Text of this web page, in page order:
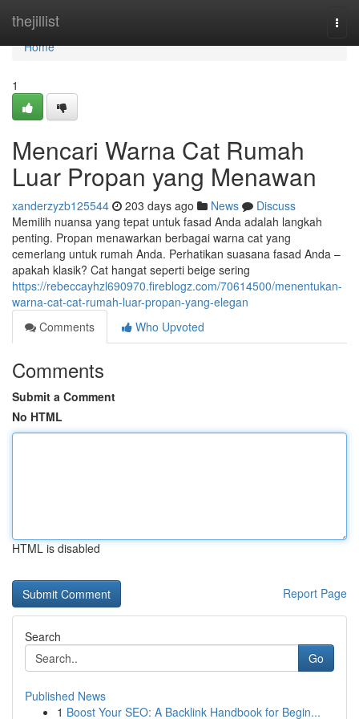
thejillist
Home
Home
1
Mencari Warna Cat Rumah
Luar Propan yang Menawan
xanderzyzb125544 203 days ago News
Discuss
Memilih nuansa yang tepat untuk fasad Anda adalah langkah
penting. Propan menawarkan berbagai warna cat yang
cemerlang untuk rumah Anda. Perhatikan suasana fasad Anda –
apakah klasik? Cat hangat seperti beige sering
https://rebeccayhzl690970.fireblogz.com/70614500/menentukan-
warna-cat-cat-rumah-luar-propan-yang-elegan
Comments
Who Upvoted
Comments
Submit a Comment
No HTML
HTML is disabled
Report Page
Search
Go
Published News
1 Boost Your SEO: A Backlink Handbook for Begin...